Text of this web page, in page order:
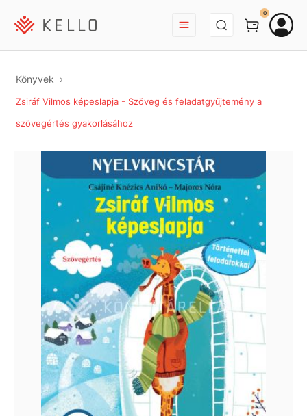
BEJELENTKEZÉS
0
Könyvek
Zsiráf Vilmos képeslapja - Szöveg és feladatgyűjtemény a
szövegértés gyakorlásához